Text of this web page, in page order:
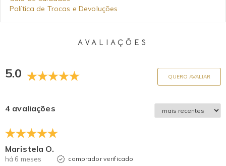
Política de Trocas e Devoluções
AVALIAÇÕES
5.0 QUERO AVALIAR
4 avaliações
Maristela O.
há 6 meses comprador verificado